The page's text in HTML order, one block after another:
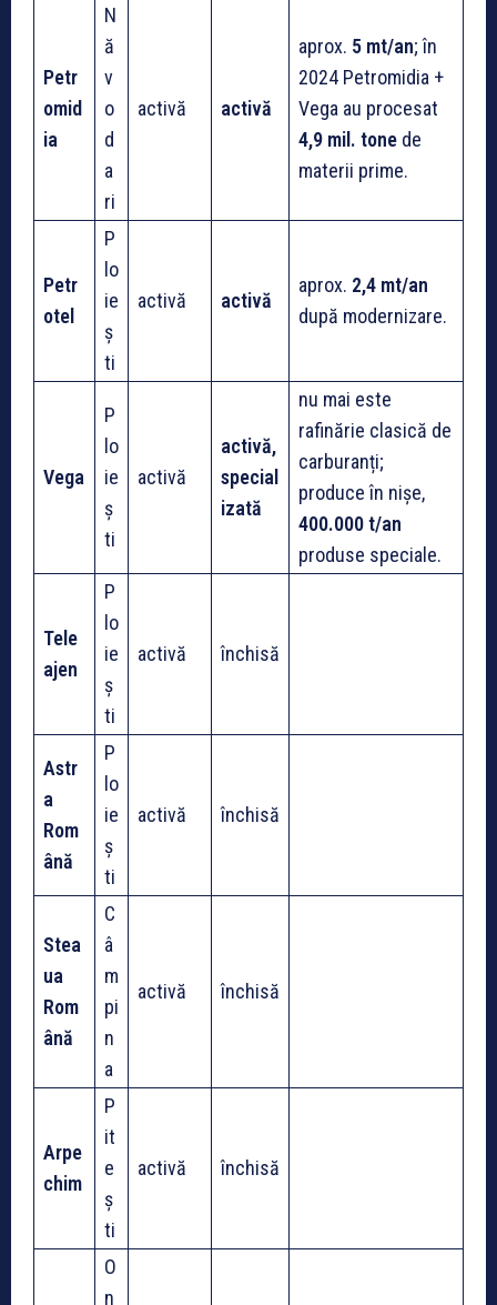
Petr
omid
ia
N
ă
v
o
d
a
ri
activă activă
aprox. 5 mt/an; în
2024 Petromidia +
Vega au procesat
4,9 mil. tone de
materii prime.
Petr
otel
P
lo
ie
ș
ti
activă activă
aprox. 2,4 mt/an
după modernizare.
Vega
P
lo
ie
ș
ti
activă
activă,
special
izată
nu mai este
rafinărie clasică de
carburanți;
produce în nișe,
400.000 t/an
produse speciale.
Tele
ajen
P
lo
ie
ș
ti
activă închisă
Astr
a
Rom
ână
P
lo
ie
ș
ti
activă închisă
Stea
ua
Rom
ână
C
â
m
pi
n
a
activă închisă
Arpe
chim
P
it
e
ș
ti
activă închisă
O
n